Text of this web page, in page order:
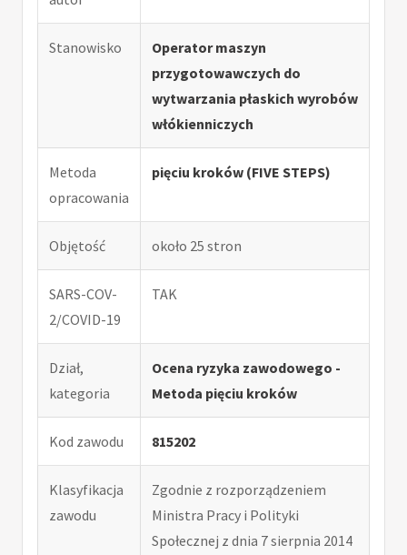
Stanowisko
Operator maszyn
przygotowawczych do
wytwarzania płaskich wyrobów
włókienniczych
Metoda
opracowania
pięciu kroków (FIVE STEPS)
Objętość około 25 stron
SARS-COV-
2/COVID-19
TAK
Dział,
kategoria
Ocena ryzyka zawodowego -
Metoda pięciu kroków
Kod zawodu 815202
Klasyfikacja
zawodu
Zgodnie z rozporządzeniem
Ministra Pracy i Polityki
Społecznej z dnia 7 sierpnia 2014